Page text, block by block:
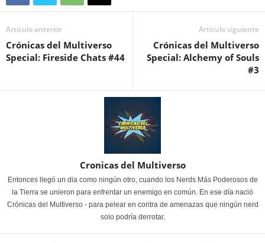
Artículo anterior
Crónicas del Multiverso
Special: Fireside Chats #44
Artículo siguiente
Crónicas del Multiverso
Special: Alchemy of Souls
#3
Cronicas del Multiverso
Entonces llegó un dia como ningún otro, cuando los Nerds Más Poderosos de
la Tierra se unieron para enfrentar un enemigo en común. En ese día nació
Crónicas del Multiverso - para pelear en contra de amenazas que ningún nerd
solo podría derrotar.